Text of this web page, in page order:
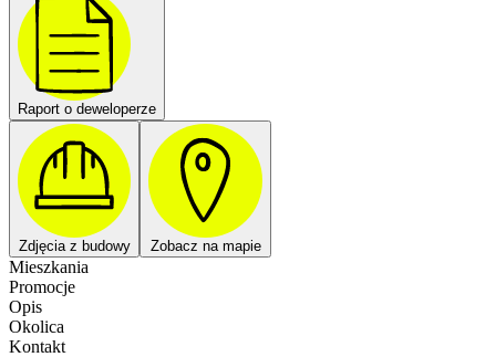
Raport o deweloperze
Zdjęcia z budowy Zobacz na mapie
Mieszkania
Promocje
Opis
Okolica
Kontakt